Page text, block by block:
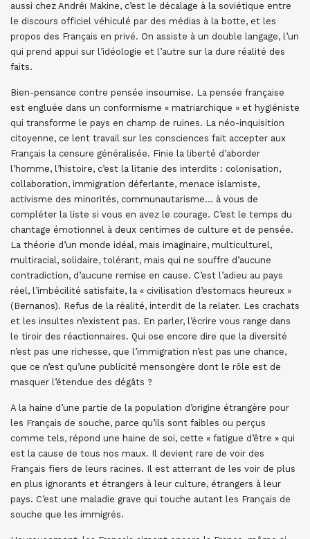
aussi chez Andréï Makine, c’est le décalage à la soviétique entre
le discours officiel véhiculé par des médias à la botte, et les
propos des Français en privé. On assiste à un double langage, l’un
qui prend appui sur l’idéologie et l’autre sur la dure réalité des
faits.
Bien-pensance contre pensée insoumise. La pensée française
est engluée dans un conformisme « matriarchique » et hygiéniste
qui transforme le pays en champ de ruines. La néo-inquisition
citoyenne, ce lent travail sur les consciences fait accepter aux
Français la censure généralisée. Finie la liberté d’aborder
l’homme, l’histoire, c’est la litanie des interdits : colonisation,
collaboration, immigration déferlante, menace islamiste,
activisme des minorités, communautarisme… à vous de
compléter la liste si vous en avez le courage. C’est le temps du
chantage émotionnel à deux centimes de culture et de pensée.
La théorie d’un monde idéal, mais imaginaire, multiculturel,
multiracial, solidaire, tolérant, mais qui ne souffre d’aucune
contradiction, d’aucune remise en cause. C’est l’adieu au pays
réel, l’imbécilité satisfaite, la « civilisation d’estomacs heureux »
(Bernanos). Refus de la réalité, interdit de la relater. Les crachats
et les insultes n’existent pas. En parler, l’écrire vous range dans
le tiroir des réactionnaires. Qui ose encore dire que la diversité
n’est pas une richesse, que l’immigration n’est pas une chance,
que ce n’est qu’une publicité mensongère dont le rôle est de
masquer l’étendue des dégâts ?
A la haine d’une partie de la population d’origine étrangère pour
les Français de souche, parce qu’ils sont faibles ou perçus
comme tels, répond une haine de soi, cette « fatigue d’être » qui
est la cause de tous nos maux. Il devient rare de voir des
Français fiers de leurs racines. Il est atterrant de les voir de plus
en plus ignorants et étrangers à leur culture, étrangers à leur
pays. C’est une maladie grave qui touche autant les Français de
souche que les immigrés.